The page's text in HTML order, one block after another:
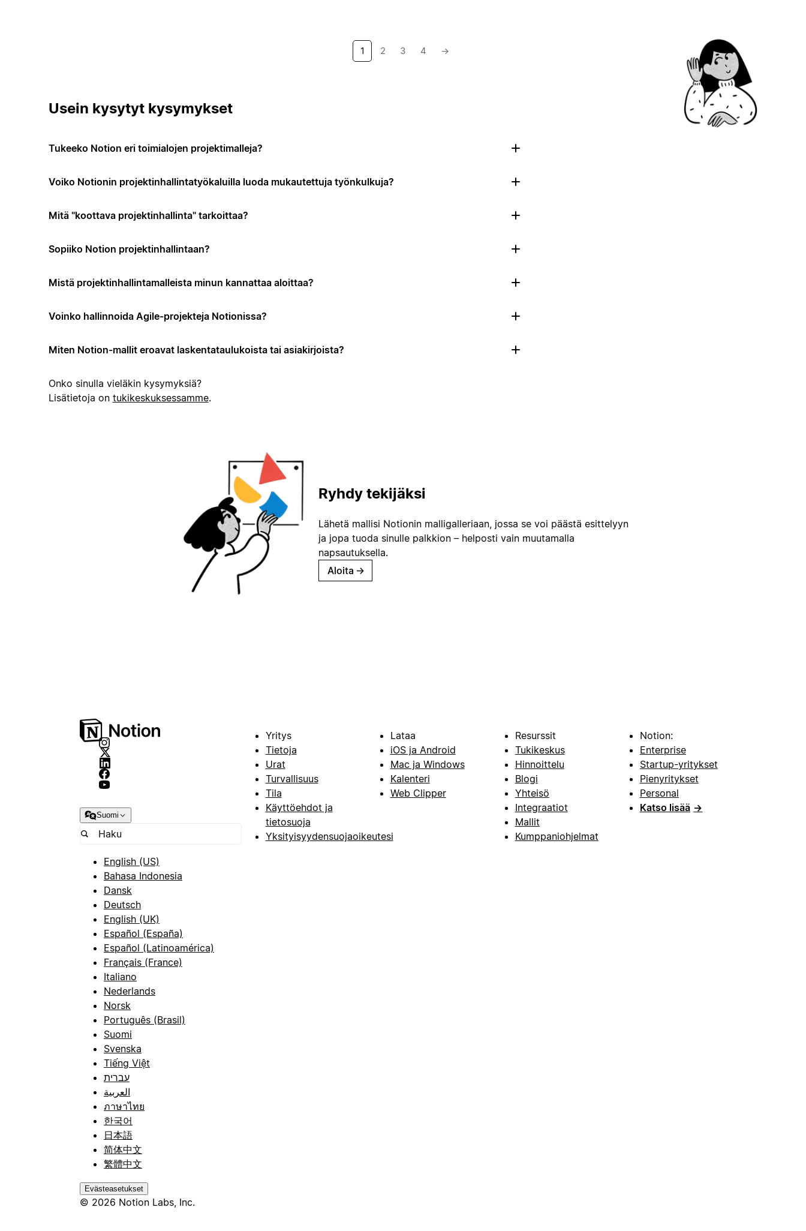
1 2 3 4 →
Usein kysytyt kysymykset
Tukeeko Notion eri toimialojen projektimalleja?
Voiko Notionin projektinhallintatyökaluilla luoda mukautettuja työnkulkuja?
Mitä "koottava projektinhallinta" tarkoittaa?
Sopiiko Notion projektinhallintaan?
Mistä projektinhallintamalleista minun kannattaa aloittaa?
Voinko hallinnoida Agile-projekteja Notionissa?
Miten Notion-mallit eroavat laskentataulukoista tai asiakirjoista?
Onko sinulla vieläkin kysymyksiä?
Lisätietoja on tukikeskuksessamme.
Ryhdy tekijäksi
Lähetä mallisi Notionin malligalleriaan, jossa se voi päästä esittelyyn
ja jopa tuoda sinulle palkkion – helposti vain muutamalla
napsautuksella.
Aloita →
Suomi
English (US)
Bahasa Indonesia
Dansk
Deutsch
English (UK)
Español (España)
Español (Latinoamérica)
Français (France)
Italiano
Nederlands
Norsk
Português (Brasil)
Suomi
Svenska
Tiếng Việt
עברית
العربية
ภาษาไทย
한국어
日本語
简体中文
繁體中文
Evästeasetukset
© 2026 Notion Labs, Inc.
Yritys
Tietoja
Urat
Turvallisuus
Tila
Käyttöehdot ja
tietosuoja
Yksityisyydensuojaoikeutesi
Lataa
iOS ja Android
Mac ja Windows
Kalenteri
Web Clipper
Resurssit
Tukikeskus
Hinnoittelu
Blogi
Yhteisö
Integraatiot
Mallit
Kumppaniohjelmat
Notion:
Enterprise
Startup-yritykset
Pienyritykset
Personal
Katso lisää →